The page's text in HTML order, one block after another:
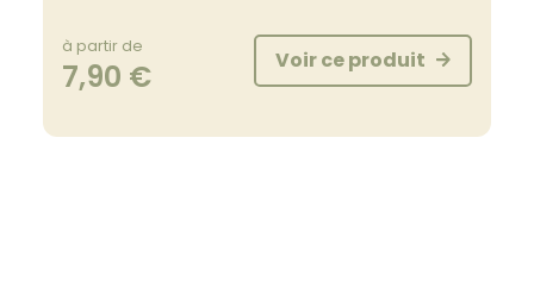
à partir de
7,90 € Voir ce produit